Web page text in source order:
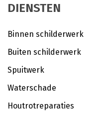
DIENSTEN
Binnen schilderwerk
Buiten schilderwerk
Spuitwerk
Waterschade
Houtrotreparaties